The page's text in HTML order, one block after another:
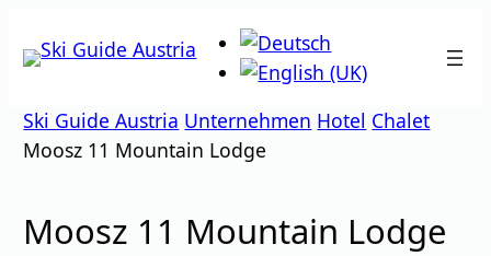
Inhalt
Ski Guide Austria Unternehmen Hotel Chalet
Moosz 11 Mountain Lodge
Moosz 11 Mountain Lodge